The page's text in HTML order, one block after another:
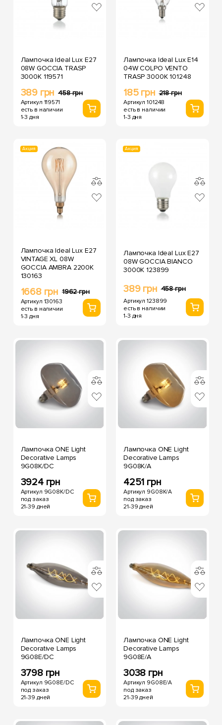
Лампочка Ideal Lux E27
08W GOCCIA TRASP
3000K 119571
389 грн 458 грн
Артикул 119571
есть в наличии
1-3 дня
Лампочка Ideal Lux E14
04W COLPO VENTO
TRASP 3000K 101248
185 грн 218 грн
Артикул 101248
есть в наличии
1-3 дня
Акция
Лампочка Ideal Lux E27
VINTAGE XL 08W
GOCCIA AMBRA 2200K
130163
1668 грн 1962 грн
Артикул 130163
есть в наличии
1-3 дня
Акция
Лампочка Ideal Lux E27
08W GOCCIA BIANCO
3000K 123899
389 грн 458 грн
Артикул 123899
есть в наличии
1-3 дня
Лампочка ONE Light
Decorative Lamps
9G08K/DC
3924 грн
Артикул 9G08K/DC
под заказ
21-39 дней
Лампочка ONE Light
Decorative Lamps
9G08K/A
4251 грн
Артикул 9G08K/A
под заказ
21-39 дней
Лампочка ONE Light
Decorative Lamps
9G08E/DC
3798 грн
Артикул 9G08E/DC
под заказ
21-39 дней
Лампочка ONE Light
Decorative Lamps
9G08E/A
3038 грн
Артикул 9G08E/A
под заказ
21-39 дней